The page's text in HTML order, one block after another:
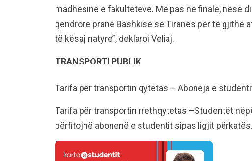
madhësinë e fakulteteve. Më pas në finale, nëse
qendrore pranë Bashkisë së Tiranës për të gjithë
të kësaj natyre”, deklaroi Veliaj.
TRANSPORTI PUBLIK
Tarifa për transportin qytetas – Aboneja e
Tarifa për transportin rrethqytetas –Studentët
përfitojnë abonenë e studentit sipas ligjit përkatës.